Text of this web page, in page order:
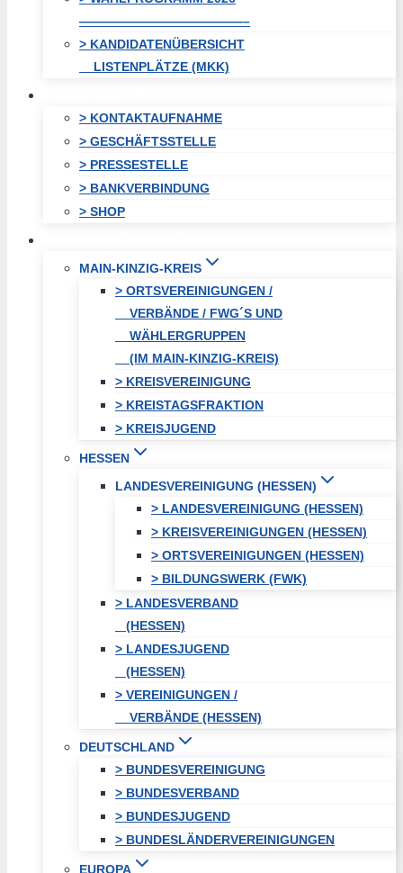
—————————————–
> KANDIDATENÜBERSICHT
LISTENPLÄTZE (MKK)
> KONTAKTAUFNAHME
> GESCHÄFTSSTELLE
> PRESSESTELLE
> BANKVERBINDUNG
> SHOP
MAIN-KINZIG-KREIS
> ORTSVEREINIGUNGEN /
VERBÄNDE / FWG´S UND
WÄHLERGRUPPEN
(IM MAIN-KINZIG-KREIS)
> KREISVEREINIGUNG
> KREISTAGSFRAKTION
> KREISJUGEND
HESSEN
LANDESVEREINIGUNG (HESSEN)
> LANDESVEREINIGUNG (HESSEN)
> KREISVEREINIGUNGEN (HESSEN)
> ORTSVEREINIGUNGEN (HESSEN)
> BILDUNGSWERK (FWK)
> LANDESVERBAND
(HESSEN)
> LANDESJUGEND
(HESSEN)
> VEREINIGUNGEN /
VERBÄNDE (HESSEN)
DEUTSCHLAND
> BUNDESVEREINIGUNG
> BUNDESVERBAND
> BUNDESJUGEND
> BUNDESLÄNDERVEREINIGUNGEN
EUROPA